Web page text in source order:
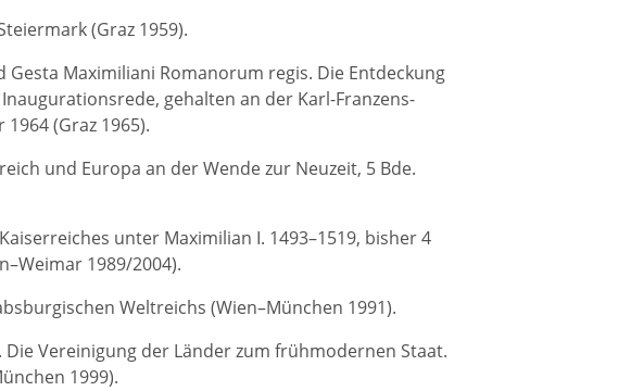
(Graz 1959).
Gesta Maximiliani Romanorum regis. Die Entdeckung
gehalten an der Karl-Franzens-
(Graz 1965).
und Europa an der Wende zur Neuzeit, 5 Bde.
unter Maximilian I. 1493–1519, bisher 4
1989/2004).
Weltreichs (Wien–München 1991).
Vereinigung der Länder zum frühmodernen Staat.
1999).